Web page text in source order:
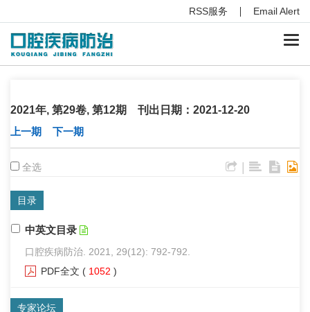
RSS服务 Email Alert
2021年, 第29卷, 第12期 刊出日期：2021-12-20
上一期
下一期
全选 |
目录
中英文目录
口腔疾病防治. 2021, 29(12): 792-792.
PDF全文 ( 1052 )
专家论坛